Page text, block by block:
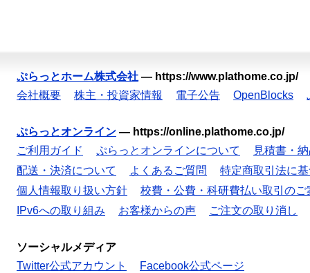
ぷらっとホーム株式会社 — https://www.plathome.co.jp/
会社概要
株主・投資家情報 電子公告 OpenBlocks
ぷらっとオンライン — https://online.plathome.co.jp/
ご利用ガイド
ぷらっとオンラインについて
見積書・
配送・決済について
よくあるご質問
特定商取引法に
個人情報取り扱い方針
校費・公費・科研費払い取引のご
IPv6への取り組み
お客様からの声 ご注文の取り消し
ソーシャルメディア
Twitter公式アカウント
Facebook公式ページ